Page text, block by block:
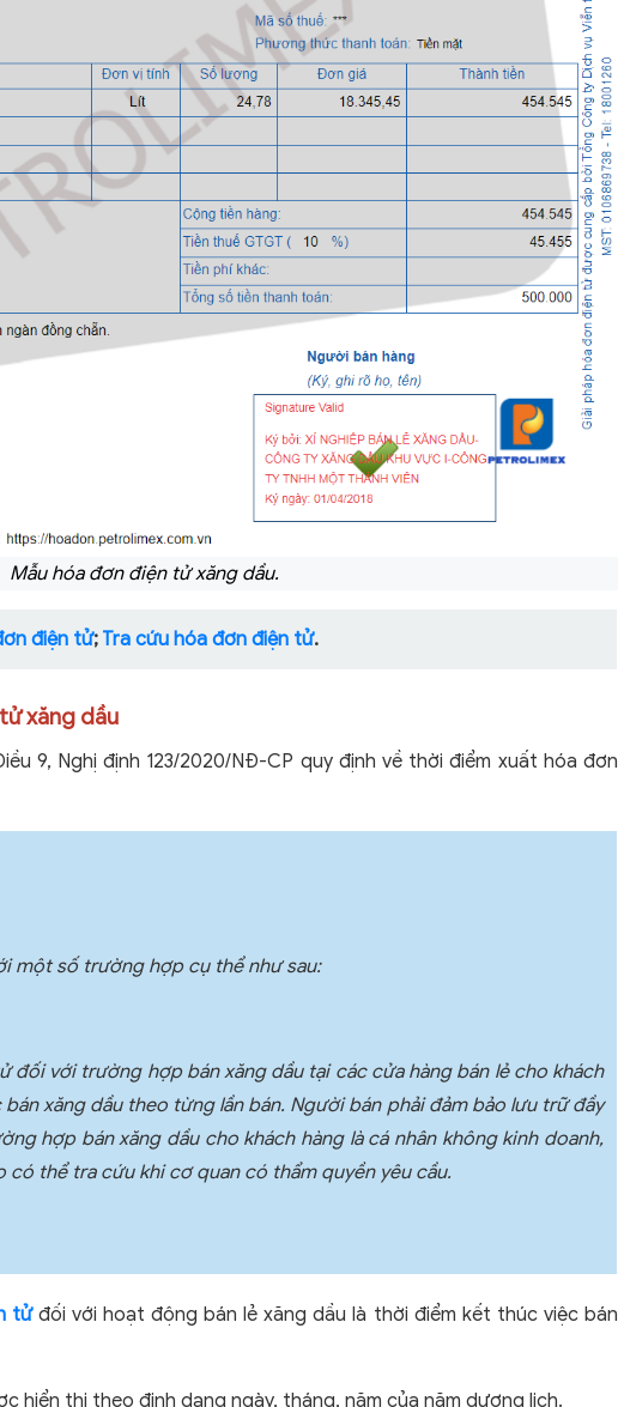
Mẫu hóa đơn điện tử xăng dầu.
điện tử; Tra cứu hóa đơn điện tử.
xăng dầu
9, Nghị định 123/2020/NĐ-CP quy định về thời điểm xuất hóa đơn
một số trường hợp cụ thể như sau:
đối với trường hợp bán xăng dầu tại các cửa hàng bán lẻ cho khách
xăng dầu theo từng lần bán. Người bán phải đảm bảo lưu trữ đầy
hợp bán xăng dầu cho khách hàng là cá nhân không kinh doanh,
có thể tra cứu khi cơ quan có thẩm quyền yêu cầu.
tửđối với hoạt động bán lẻ xăng dầu là thời điểm kết thúc việc bán
hiển thị theo định dạng ngày, tháng, năm của năm dương lịch.